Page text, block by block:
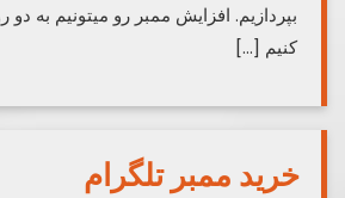
بپردازیم. افزایش ممبر رو میتونیم به
کنیم […]
خرید ممبر تلگرام